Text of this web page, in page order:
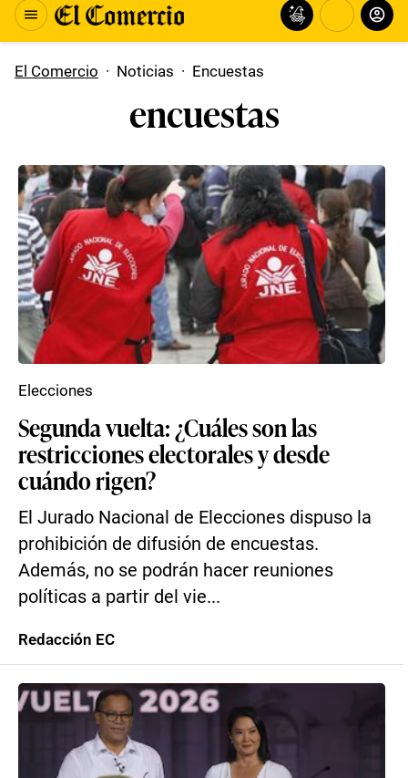
El Comercio · Noticias · Encuestas
encuestas
Segunda vuelta: ¿Cuáles son las
restricciones electorales y desde
cuándo rigen?
El Jurado Nacional de Elecciones dispuso la
prohibición de difusión de encuestas.
Además, no se podrán hacer reuniones
políticas a partir del vie...
Elecciones
Redacción EC